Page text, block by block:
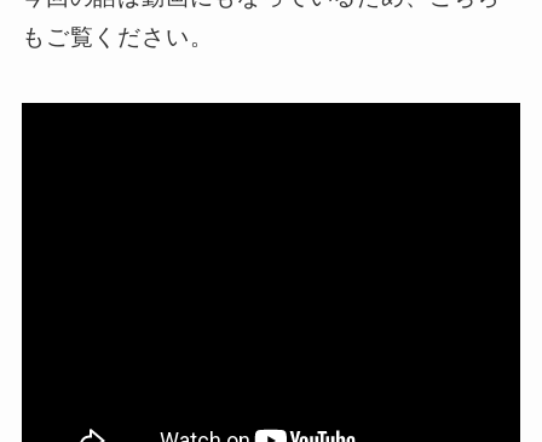
もご覧ください。